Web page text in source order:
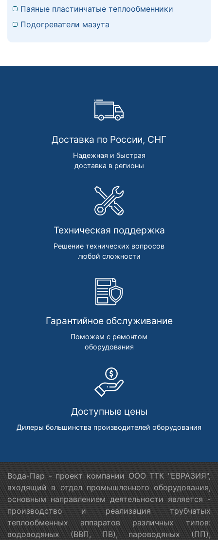
Паяные пластинчатые теплообменники
Подогреватели мазута
Доставка по России, СНГ
Надежная и быстрая
доставка в регионы
Техническая поддержка
Решение технических вопросов
любой сложности
Гарантийное обслуживание
Поможем с ремонтом
оборудования
Доступные цены
Дилеры большинства производителей оборудования
Вода-Пар - проект компании ООО ТТК "ЕВРАЗИЯ",
входящий в отдел промышленного оборудования,
основным направлением деятельности является -
производство и реализация трубчатых
теплообменных аппаратов различных типов:
водоводяных (ВВП, ПВ), пароводяных (ПП),